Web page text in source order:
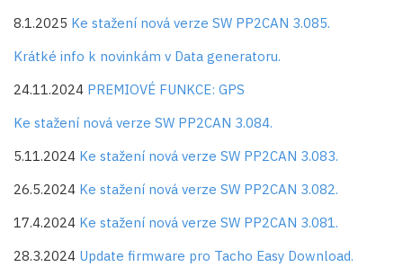
8.1.2025 Ke stažení nová verze SW PP2CAN 3.085.
Krátké info k novinkám v Data generatoru.
24.11.2024 PREMIOVÉ FUNKCE: GPS
Ke stažení nová verze SW PP2CAN 3.084.
5.11.2024 Ke stažení nová verze SW PP2CAN 3.083.
26.5.2024 Ke stažení nová verze SW PP2CAN 3.082.
17.4.2024 Ke stažení nová verze SW PP2CAN 3.081.
28.3.2024 Update firmware pro Tacho Easy Download.